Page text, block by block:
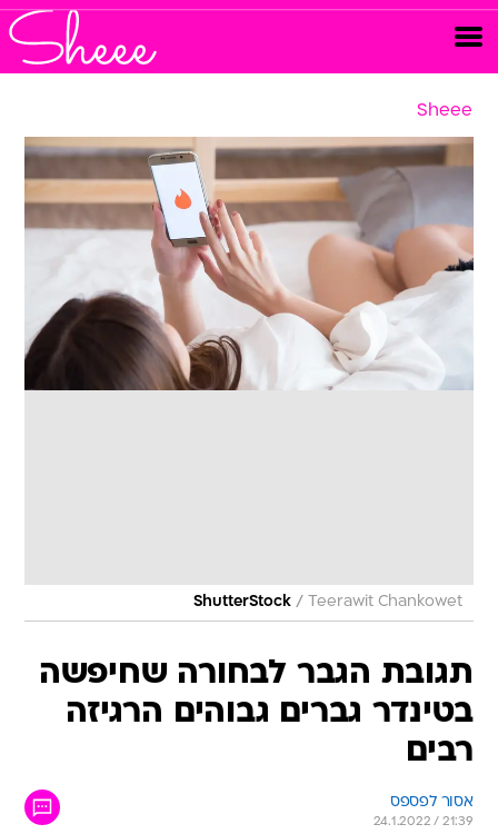
Sheee
ShutterStock / Teerawit Chankowet
תגובת הגבר לבחורה שחיפשה
בטינדר גברים גבוהים הרגיזה
רבים
אסור לפספס
24.1.2022 / 21:39